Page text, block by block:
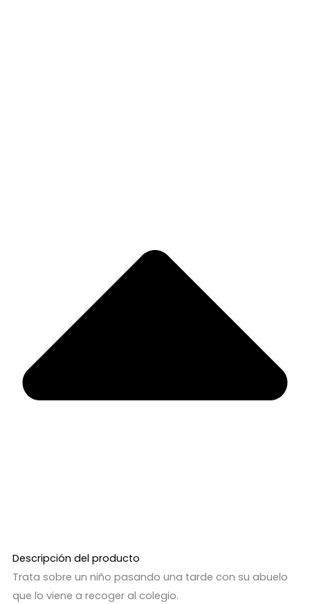
Descripción del producto
Trata sobre un niño pasando una tarde con su abuelo
que lo viene a recoger al colegio.